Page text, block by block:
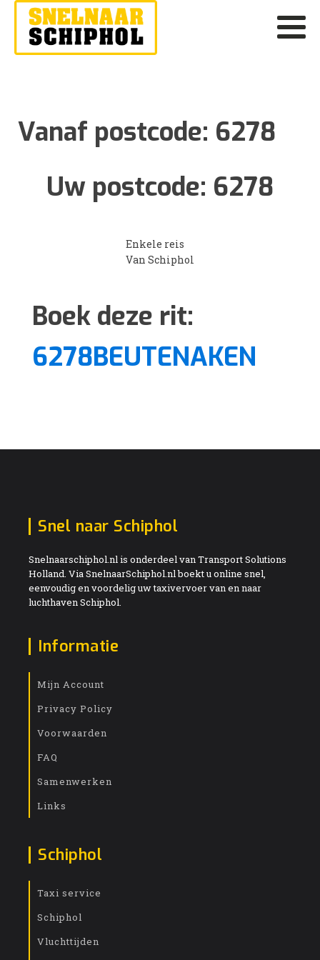
Vanaf postcode: 6278
Uw postcode: 6278
Enkele reis
Van Schiphol
Boek deze rit:
6278BEUTENAKEN
Snel naar Schiphol
Snelnaarschiphol.nl is onderdeel van Transport Solutions
Holland. Via SnelnaarSchiphol.nl boekt u online snel,
eenvoudig en voordelig uw taxivervoer van en naar
luchthaven Schiphol.
Informatie
Mijn Account
Privacy Policy
Voorwaarden
FAQ
Samenwerken
Links
Schiphol
Taxi service
Schiphol
Vluchttijden